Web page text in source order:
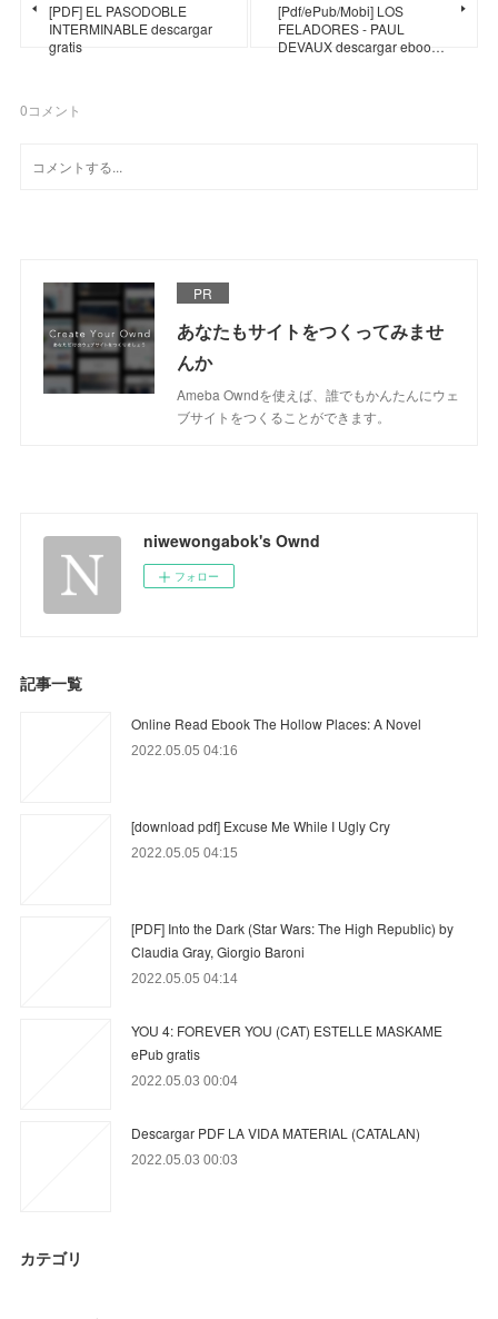
[PDF] EL PASODOBLE
INTERMINABLE descargar
gratis
[Pdf/ePub/Mobi] LOS
FELADORES - PAUL
DEVAUX descargar eboo…
0コメント
PR
あなたもサイトをつくってみませ
んか
Ameba Owndを使えば、誰でもかんたんにウェ
ブサイトをつくることができます。
niwewongabok's Ownd
フォロー
記事一覧
Online Read Ebook The Hollow Places: A Novel
2022.05.05 04:16
[download pdf] Excuse Me While I Ugly Cry
2022.05.05 04:15
[PDF] Into the Dark (Star Wars: The High Republic) by
Claudia Gray, Giorgio Baroni
2022.05.05 04:14
YOU 4: FOREVER YOU (CAT) ESTELLE MASKAME
ePub gratis
2022.05.03 00:04
Descargar PDF LA VIDA MATERIAL (CATALAN)
2022.05.03 00:03
カテゴリ